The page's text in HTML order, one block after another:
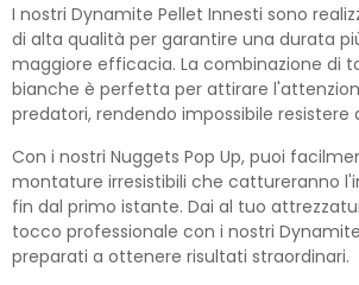
I nostri Dynamite Pellet Innesti sono
di alta qualità per garantire una durata
maggiore efficacia. La combinazione di
bianche è perfetta per attirare
predatori, rendendo impossibile resistere
Con i nostri Nuggets Pop Up, puoi
montature irresistibili che cattureranno
fin dal primo istante. Dai al tuo
tocco professionale con i nostri
preparati a ottenere risultati straordinari.